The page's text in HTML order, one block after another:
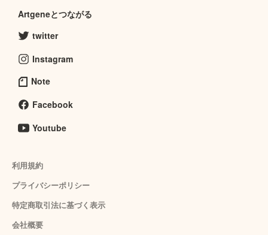
Artgeneとつながる
twitter
Instagram
Note
Facebook
Youtube
利用規約
プライバシーポリシー
特定商取引法に基づく表示
会社概要